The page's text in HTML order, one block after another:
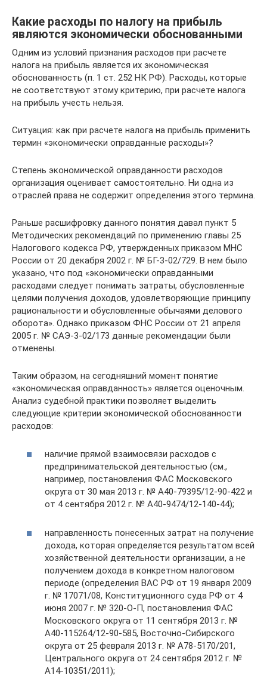
Какие расходы по налогу на прибыль
являются экономически обоснованными
Одним из условий признания расходов при расчете
налога на прибыль является их экономическая
обоснованность (п. 1 ст. 252 НК РФ). Расходы, которые
не соответствуют этому критерию, при расчете налога
на прибыль учесть нельзя.
Ситуация: как при расчете налога на прибыль применить
термин «экономически оправданные расходы»?
Степень экономической оправданности расходов
организация оценивает самостоятельно. Ни одна из
отраслей права не содержит определения этого термина.
Раньше расшифровку данного понятия давал пункт 5
Методических рекомендаций по применению главы 25
Налогового кодекса РФ, утвержденных приказом МНС
России от 20 декабря 2002 г. № БГ-3-02/729. В нем было
указано, что под «экономически оправданными
расходами следует понимать затраты, обусловленные
целями получения доходов, удовлетворяющие принципу
рациональности и обусловленные обычаями делового
оборота». Однако приказом ФНС России от 21 апреля
2005 г. № САЭ-3-02/173 данные рекомендации были
отменены.
Таким образом, на сегодняшний момент понятие
«экономическая оправданность» является оценочным.
Анализ судебной практики позволяет выделить
следующие критерии экономической обоснованности
расходов:
наличие прямой взаимосвязи расходов с
предпринимательской деятельностью (см.,
например, постановления ФАС Московского
округа от 30 мая 2013 г. № А40-79395/12-90-422 и
от 4 сентября 2012 г. № А40-9474/12-140-44);
направленность понесенных затрат на получение
дохода, которая определяется результатом всей
хозяйственной деятельности организации, а не
получением дохода в конкретном налоговом
периоде (определения ВАС РФ от 19 января 2009
г. № 17071/08, Конституционного суда РФ от 4
июня 2007 г. № 320-О-П, постановления ФАС
Московского округа от 11 сентября 2013 г. №
А40-115264/12-90-585, Восточно-Сибирского
округа от 25 февраля 2013 г. № А78-5170/201,
Центрального округа от 24 сентября 2012 г. №
А14-10351/2011);